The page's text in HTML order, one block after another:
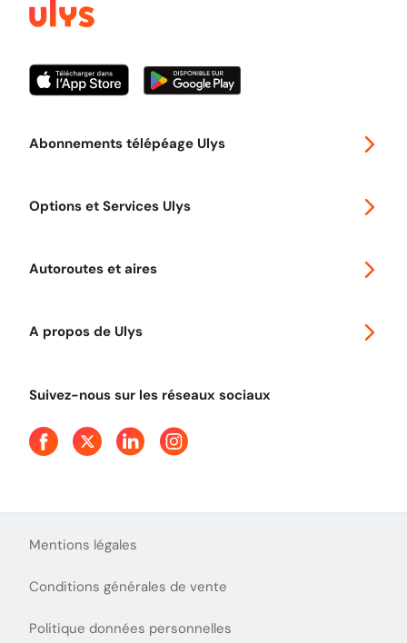
Abonnements télépéage Ulys
Options et Services Ulys
Autoroutes et aires
A propos de Ulys
Presse
Suivez-nous sur les réseaux sociaux
Mentions légales
Conditions générales de vente
Politique données personnelles